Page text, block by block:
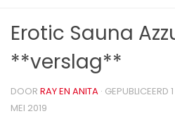
Erotic Sauna
**verslag**
DOOR RAY EN ANITA · GEPUBLICEERD
MEI 2019